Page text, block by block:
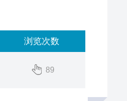
浏览次数
89